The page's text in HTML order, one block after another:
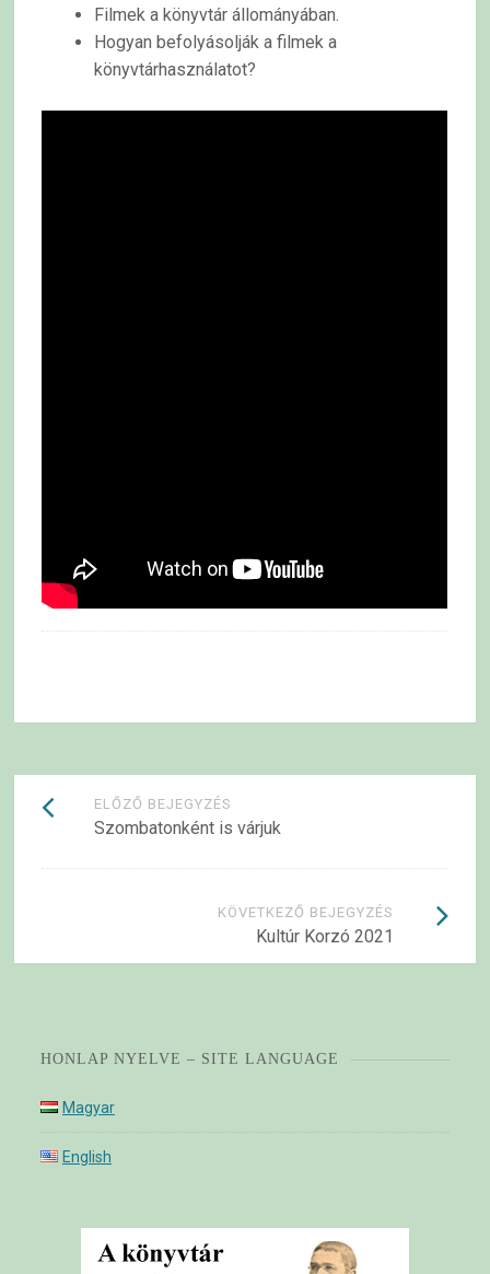
Filmek a könyvtár állományában.
Hogyan befolyásolják a filmek a
könyvtárhasználatot?
Bejegyzések
navigációja
ELŐZŐ BEJEGYZÉS
Szombatonként is várjuk
KÖVETKEZŐ BEJEGYZÉS
Kultúr Korzó 2021
HONLAP NYELVE – SITE LANGUAGE
Magyar
English